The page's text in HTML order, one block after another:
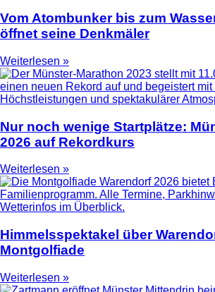
Vom Atombunker bis zum
öffnet seine Denkmäler
Weiterlesen »
Nur noch wenige Startplätze:
2026 auf Rekordkurs
Weiterlesen »
Himmelsspektakel über
Montgolfiade
Weiterlesen »